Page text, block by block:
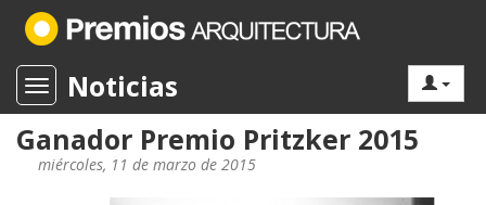
Toggle navigation
Noticias
Ganador Premio Pritzker 2015
miércoles, 11 de marzo de 2015